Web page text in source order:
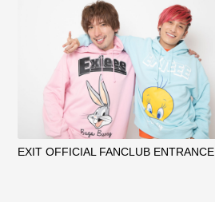
EXIT OFFICIAL FANCLUB ENTRANCE